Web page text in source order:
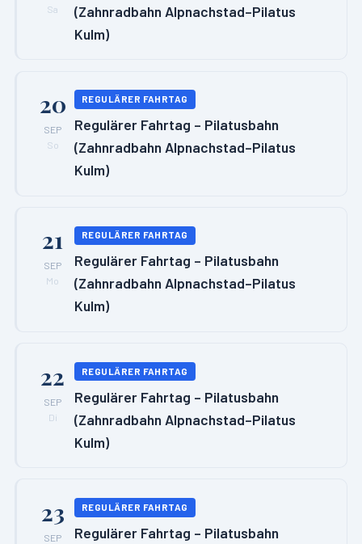
Sa
(Zahnradbahn Alpnachstad–Pilatus
Kulm)
20
SEP
So
REGULÄRER FAHRTAG
Regulärer Fahrtag – Pilatusbahn
(Zahnradbahn Alpnachstad–Pilatus
Kulm)
21
SEP
Mo
REGULÄRER FAHRTAG
Regulärer Fahrtag – Pilatusbahn
(Zahnradbahn Alpnachstad–Pilatus
Kulm)
22
SEP
Di
REGULÄRER FAHRTAG
Regulärer Fahrtag – Pilatusbahn
(Zahnradbahn Alpnachstad–Pilatus
Kulm)
23
SEP
REGULÄRER FAHRTAG
Regulärer Fahrtag – Pilatusbahn